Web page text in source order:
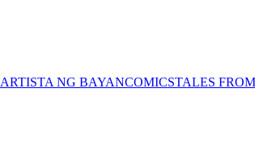
ARTISTA NG BAYANCOMICSTALES